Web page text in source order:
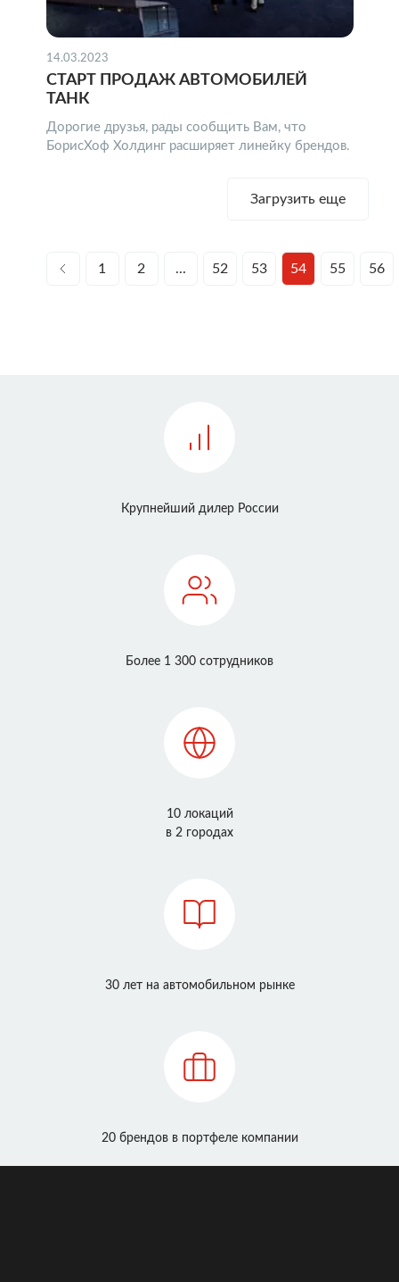
14.03.2023
СТАРТ ПРОДАЖ АВТОМОБИЛЕЙ
ТАНК
Дорогие друзья, рады сообщить Вам, что
БорисХоф Холдинг расширяет линейку брендов.
Загрузить еще
1 2 ... 52 53 54 55 56
Крупнейший дилер России
Более 1 300 сотрудников
10 локаций
в 2 городах
30 лет на автомобильном рынке
20 брендов в портфеле компании